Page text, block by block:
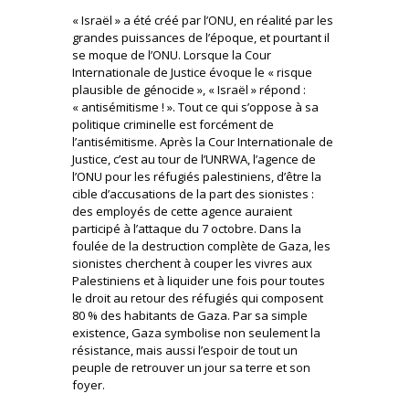
« Israël » a été créé par l’ONU, en réalité par les
grandes puissances de l’époque, et pourtant il
se moque de l’ONU. Lorsque la Cour
Internationale de Justice évoque le « risque
plausible de génocide », « Israël » répond :
« antisémitisme ! ». Tout ce qui s’oppose à sa
politique criminelle est forcément de
l’antisémitisme. Après la Cour Internationale de
Justice, c’est au tour de l’UNRWA, l’agence de
l’ONU pour les réfugiés palestiniens, d’être la
cible d’accusations de la part des sionistes :
des employés de cette agence auraient
participé à l’attaque du 7 octobre. Dans la
foulée de la destruction complète de Gaza, les
sionistes cherchent à couper les vivres aux
Palestiniens et à liquider une fois pour toutes
le droit au retour des réfugiés qui composent
80 % des habitants de Gaza. Par sa simple
existence, Gaza symbolise non seulement la
résistance, mais aussi l’espoir de tout un
peuple de retrouver un jour sa terre et son
foyer.